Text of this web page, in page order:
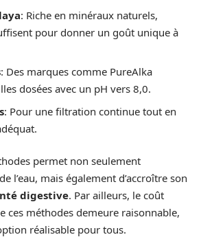
: Riche en minéraux naturels,
pour donner un goût unique à
: Des marques comme PureAlka
dosées avec un pH vers 8,0.
: Pour une filtration continue tout en
permet non seulement
l’eau, mais également d’accroître son
digestive. Par ailleurs, le coût
ces méthodes demeure raisonnable,
réalisable pour tous.